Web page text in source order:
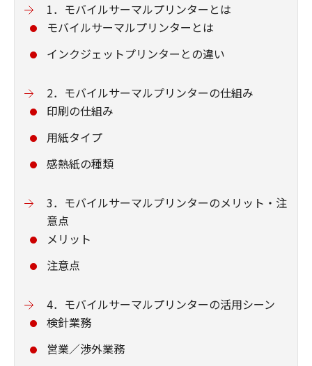
1．モバイルサーマルプリンターとは
モバイルサーマルプリンターとは
インクジェットプリンターとの違い
2．モバイルサーマルプリンターの仕組み
印刷の仕組み
用紙タイプ
感熱紙の種類
3．モバイルサーマルプリンターのメリット・注
意点
メリット
注意点
4．モバイルサーマルプリンターの活用シーン
検針業務
営業／渉外業務